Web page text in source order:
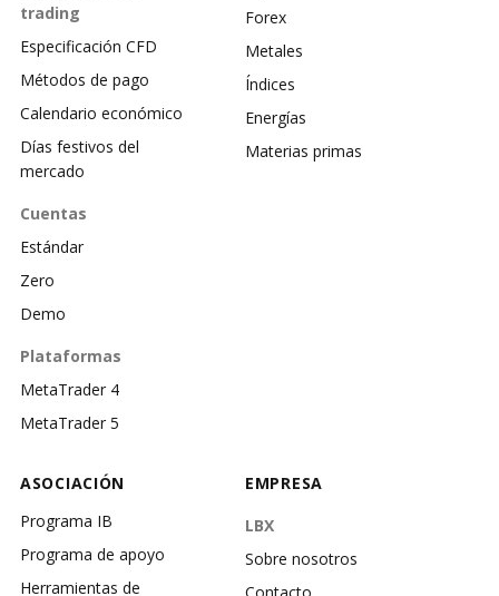
trading
Especificación CFD
Métodos de pago
Calendario económico
Días festivos del
mercado
Cuentas
Estándar
Zero
Demo
Plataformas
MetaTrader 4
MetaTrader 5
Forex
Metales
Índices
Energías
Materias primas
ASOCIACIÓN
Programa IB
Programa de apoyo
Herramientas de
EMPRESA
LBX
Sobre nosotros